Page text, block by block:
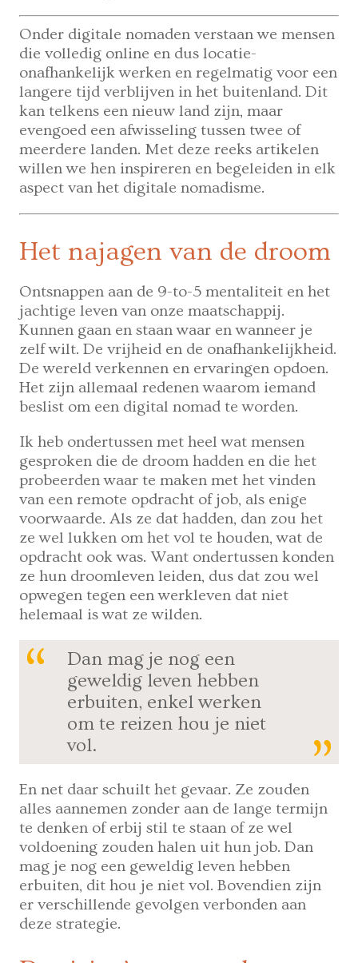
Onder digitale nomaden verstaan we mensen
die volledig online en dus locatie-
onafhankelijk werken en regelmatig voor een
langere tijd verblijven in het buitenland. Dit
kan telkens een nieuw land zijn, maar
evengoed een afwisseling tussen twee of
meerdere landen. Met deze reeks artikelen
willen we hen inspireren en begeleiden in elk
aspect van het digitale nomadisme.
Het najagen van de droom
Ontsnappen aan de 9-to-5 mentaliteit en het
jachtige leven van onze maatschappij.
Kunnen gaan en staan waar en wanneer je
zelf wilt. De vrijheid en de onafhankelijkheid.
De wereld verkennen en ervaringen opdoen.
Het zijn allemaal redenen waarom iemand
beslist om een digital nomad te worden.
Ik heb ondertussen met heel wat mensen
gesproken die de droom hadden en die het
probeerden waar te maken met het vinden
van een remote opdracht of job, als enige
voorwaarde. Als ze dat hadden, dan zou het
ze wel lukken om het vol te houden, wat de
opdracht ook was. Want ondertussen konden
ze hun droomleven leiden, dus dat zou wel
opwegen tegen een werkleven dat niet
helemaal is wat ze wilden.
Dan mag je nog een
geweldig leven hebben
erbuiten, enkel werken
om te reizen hou je niet
vol.
En net daar schuilt het gevaar. Ze zouden
alles aannemen zonder aan de lange termijn
te denken of erbij stil te staan of ze wel
voldoening zouden halen uit hun job. Dan
mag je nog een geweldig leven hebben
erbuiten, dit hou je niet vol. Bovendien zijn
er verschillende gevolgen verbonden aan
deze strategie.